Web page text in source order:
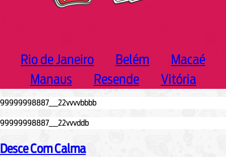
Rio de Janeiro Belém
Macaé
Manaus
Resende Vitória
Desce Com Calma